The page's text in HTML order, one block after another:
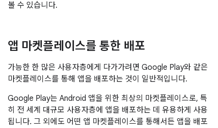
볼 수 있습니다.
앱 마켓플레이스를 통한 배포
가능한 한 많은 사용자층에게 다가가려면 Google Play와 같은
마켓플레이스를 통해 앱을 배포하는 것이 일반적입니다.
Google Play는 Android 앱을 위한 최상의 마켓플레이스로, 특
히 전 세계 대규모 사용자층에 앱을 배포하는 데 유용하게 사용
됩니다. 그 외에도 어떤 앱 마켓플레이스를 통해서든 앱을 배포